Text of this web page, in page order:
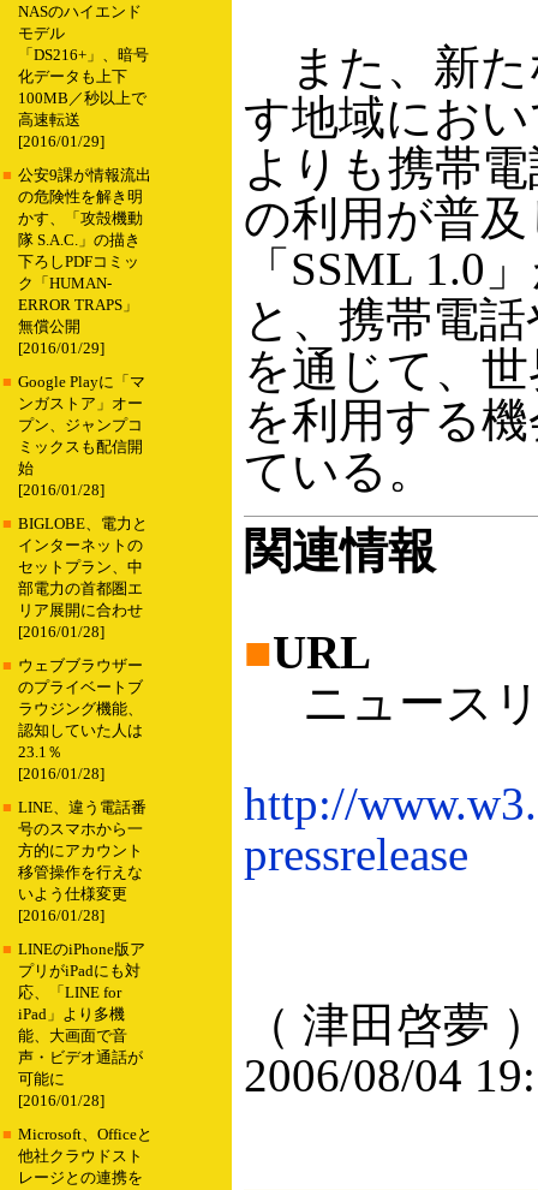
NASのハイエンド
モデル
「DS216+」、暗号
化データも上下
100MB／秒以上で
高速転送
[2016/01/29]
■ 公安9課が情報流出
の危険性を解き明
かす、「攻殻機動
隊 S.A.C.」の描き
下ろしPDFコミッ
ク「HUMAN-
ERROR TRAPS」
無償公開
[2016/01/29]
■ Google Playに「マ
ンガストア」オー
プン、ジャンプコ
ミックスも配信開
始
[2016/01/28]
■ BIGLOBE、電力と
インターネットの
セットプラン、中
部電力の首都圏エ
リア展開に合わせ
[2016/01/28]
■ ウェブブラウザー
のプライベートブ
ラウジング機能、
認知していた人は
23.1％
[2016/01/28]
■ LINE、違う電話番
号のスマホから一
方的にアカウント
移管操作を行えな
いよう仕様変更
[2016/01/28]
■ LINEのiPhone版ア
プリがiPadにも対
応、「LINE for
iPad」より多機
能、大画面で音
声・ビデオ通話が
可能に
[2016/01/28]
■ Microsoft、Officeと
他社クラウドスト
レージとの連携を
また、新た
す地域にお
よりも携帯
の利用が普
「SSML 1.0
と、携帯電
を通じて、
を利用する
ている。
関連情報
■URL
ニュース
http://
pressrelease
（ 津田啓夢
2006/08/04